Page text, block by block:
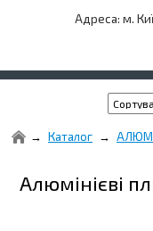
Адреса: м.
Каталог
Алюмінієві